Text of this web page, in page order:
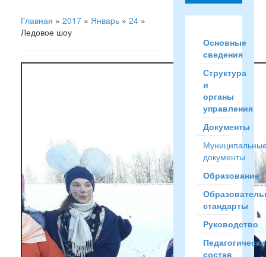
Главная » 2017 » Январь » 24 »
Ледовое шоу
Основные
сведения
Структура
и
органы
управления
Документы
документы
Образование
стандарты
Руководство
состав